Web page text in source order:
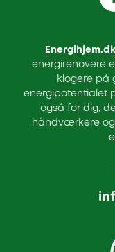
energirenovere
klogere på
energipotentialet
også for dig,
håndværkere